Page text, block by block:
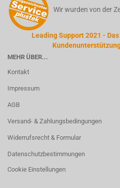
Wir wurden von der
Leading Support 2021 -
MEHR ÜBER...
Kontakt
Impressum
AGB
Versand- & Zahlungsbedingungen
Widerrufsrecht & Formular
Datenschutzbestimmungen
Cookie Einstellungen